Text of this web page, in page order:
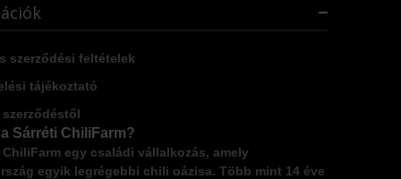
szerződési feltételek
tájékoztató
szerződéstől
a Sárréti ChiliFarm?
ChiliFarm egy családi vállalkozás, amely
egyik legrégebbi chili oázisa. Több mint 14 éve